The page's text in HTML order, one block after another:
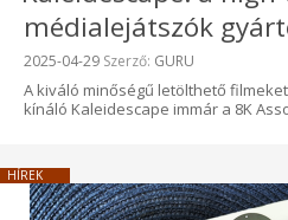
médialejátszók
Beküldve:
2025-04-29 Szerző: GURU
A kiváló minőségű letölthető
kínáló Kaleidescape immár a 8K
HÍREK